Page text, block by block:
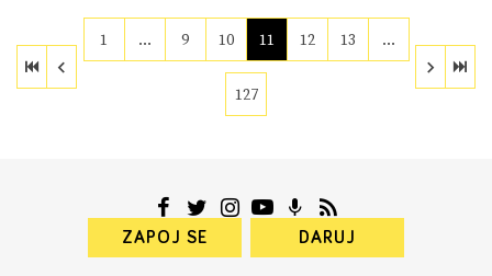
1 … 9 10 11 12 13 …
127
ZAPOJ SE DARUJ